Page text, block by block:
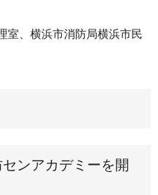
、横浜市消防局横浜市民
ンアカデミーを開